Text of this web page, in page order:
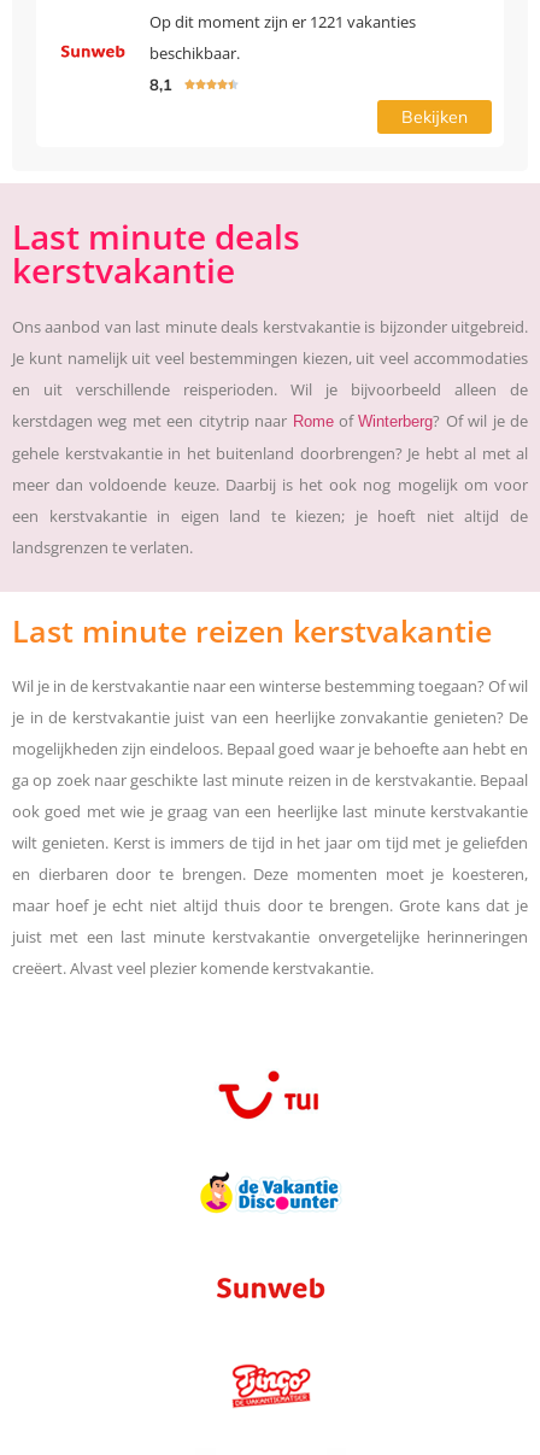
Op dit moment zijn er 1221 vakanties
beschikbaar.
8,1 
Bekijken
Last minute deals
kerstvakantie
Ons aanbod van last minute deals kerstvakantie is bijzonder uitgebreid.
Je kunt namelijk uit veel bestemmingen kiezen, uit veel accommodaties
en uit verschillende reisperioden. Wil je bijvoorbeeld alleen de
kerstdagen weg met een citytrip naar RomeofWinterberg? Of wil je de
gehele kerstvakantie in het buitenland doorbrengen? Je hebt al met al
meer dan voldoende keuze. Daarbij is het ook nog mogelijk om voor
een kerstvakantie in eigen land te kiezen; je hoeft niet altijd de
landsgrenzen te verlaten.
Last minute reizen kerstvakantie
Wil je in de kerstvakantie naar een winterse bestemming toegaan? Of wil
je in de kerstvakantie juist van een heerlijke zonvakantie genieten? De
mogelijkheden zijn eindeloos. Bepaal goed waar je behoefte aan hebt en
ga op zoek naar geschikte last minute reizen in de kerstvakantie. Bepaal
ook goed met wie je graag van een heerlijke last minute kerstvakantie
wilt genieten. Kerst is immers de tijd in het jaar om tijd met je geliefden
en dierbaren door te brengen. Deze momenten moet je koesteren,
maar hoef je echt niet altijd thuis door te brengen. Grote kans dat je
juist met een last minute kerstvakantie onvergetelijke herinneringen
creëert. Alvast veel plezier komende kerstvakantie.